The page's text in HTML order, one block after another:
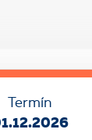
Termín